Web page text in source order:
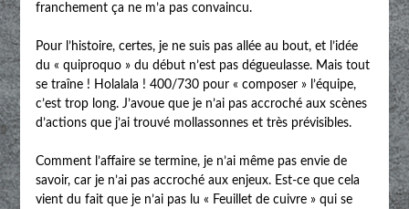
franchement ça ne m’a pas convaincu.
Pour l’histoire, certes, je ne suis pas allée au bout, et l’idée
du « quiproquo » du début n’est pas dégueulasse. Mais tout
se traîne ! Holalala ! 400/730 pour « composer » l’équipe,
c’est trop long. J’avoue que je n’ai pas accroché aux scènes
d’actions que j’ai trouvé mollassonnes et très prévisibles.
Comment l’affaire se termine, je n’ai même pas envie de
savoir, car je n’ai pas accroché aux enjeux. Est-ce que cela
vient du fait que je n’ai pas lu « Feuillet de cuivre » qui se